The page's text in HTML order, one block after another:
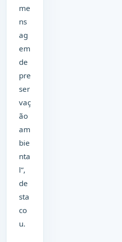
me
ns
ag
em
de
pre
ser
vaç
ão
am
bie
nta
l”,
de
sta
co
u.